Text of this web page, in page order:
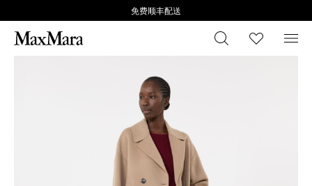
免费顺丰配送
搜索 心愿清
菜